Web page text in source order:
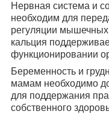
Нервная система и
необходим для
регуляции
кальция
функционировании
Беременность и
мамам необходимо
для поддержания
собственного